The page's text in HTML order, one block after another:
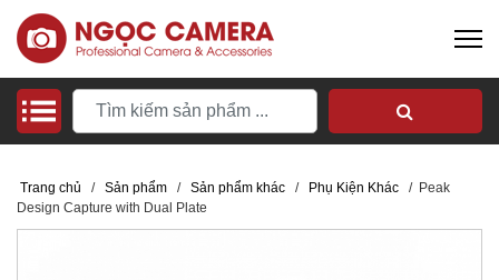
Trang chủ / Sản phẩm / Sản phẩm khác / Phụ Kiện Khác / Peak
Design Capture with Dual Plate